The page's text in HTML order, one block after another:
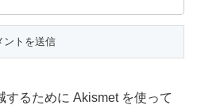
するために Akismet を使って